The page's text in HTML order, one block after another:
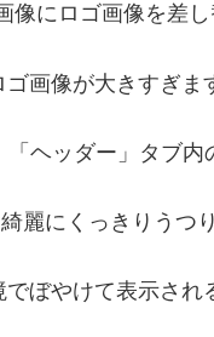
像にロゴ画像を差し
画像が大きすぎま
ヘッダー」タブ
麗にくっきりうつ
ぼやけて表示され